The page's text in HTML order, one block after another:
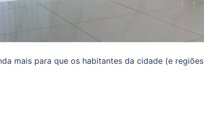
mais para que os habitantes da cidade (e regiões